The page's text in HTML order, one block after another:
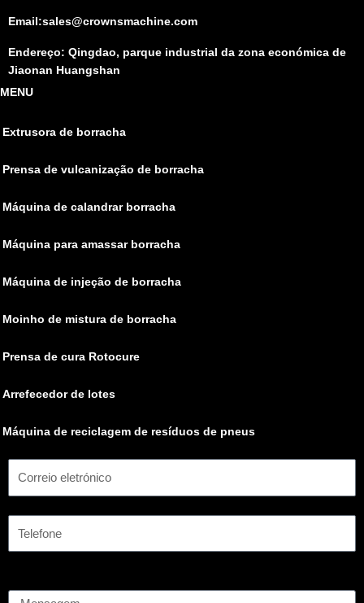
Email:sales@crownsmachine.com
Endereço: Qingdao, parque industrial da zona económica de
Jiaonan Huangshan
MENU
Extrusora de borracha
Prensa de vulcanização de borracha
Máquina de calandrar borracha
Máquina para amassar borracha
Máquina de injeção de borracha
Moinho de mistura de borracha
Prensa de cura Rotocure
Arrefecedor de lotes
Máquina de reciclagem de resíduos de pneus